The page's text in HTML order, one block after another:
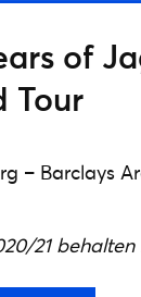
of
Tour
– Barclays
21